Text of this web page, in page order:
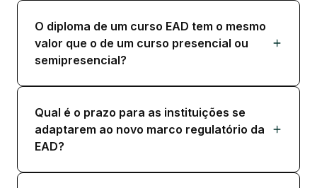
O diploma de um curso EAD tem o mesmo
valor que o de um curso presencial ou
semipresencial?
Qual é o prazo para as instituições se
adaptarem ao novo marco regulatório da
EAD?